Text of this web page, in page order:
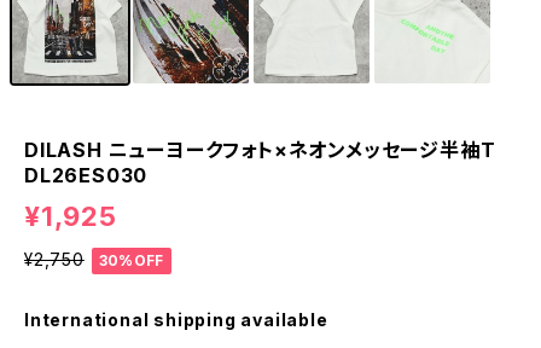
DILASH ニューヨークフォト×ネオンメッセージ半袖T
DL26ES030
¥1,925
¥2,750 30%OFF
International shipping available